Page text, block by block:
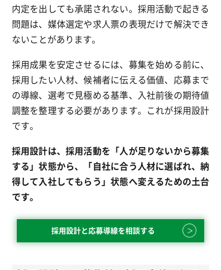
内定を出しても承諾されない。採用活動で起きる
問題は、媒体選定や求人票の表現だけで解決でき
ないことがあります。
採用成果を安定させるには、募集を始める前に、
採用したい人材、候補者に伝える価値、応募まで
の導線、選考で見極める基準、入社前後の期待値
調整を整理する必要があります。これが採用設計
です。
採用設計は、採用活動を「人が足りないから募集
する」状態から、「自社に合う人材に選ばれ、納
得して入社してもらう」状態へ変えるための土台
です。
採用設計と応募導線を相談する